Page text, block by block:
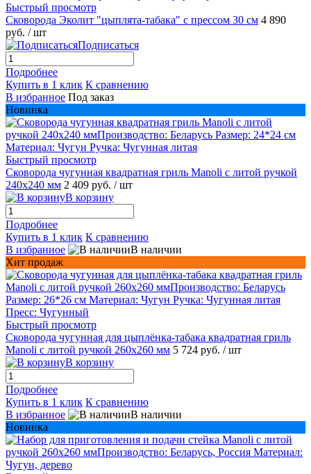
Быстрый просмотр
Сковорода Эколит "цыплята-табака" с прессом 30 см 4 890
руб. / шт
Подписаться
Подробнее
Купить в 1 клик К сравнению
В избранное Под заказ
Новинка
Быстрый просмотр
Сковорода чугунная квадратная гриль Manoli с литой ручкой
240х240 мм 2 409 руб. / шт
В корзину
Подробнее
Купить в 1 клик К сравнению
В избранное
В наличии
Хит продаж
Быстрый просмотр
Сковорода чугунная для цыплёнка-табака квадратная гриль
Manoli с литой ручкой 260х260 мм 5 724 руб. / шт
В корзину
Подробнее
Купить в 1 клик К сравнению
В избранное
В наличии
Новинка